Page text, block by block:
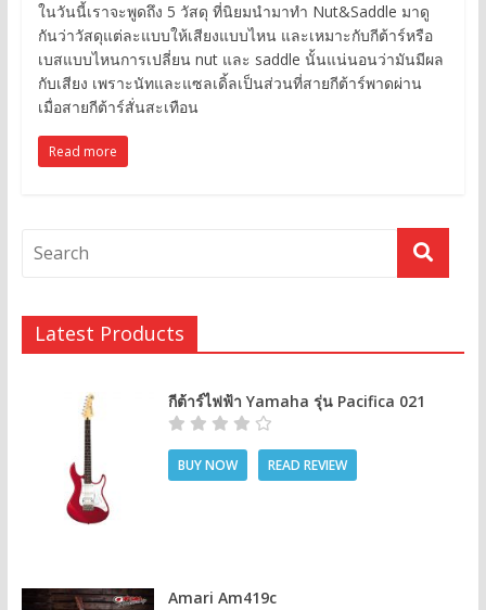
ในวันนี้เราจะพูดถึง 5 วัสดุ ที่นิยมนำมาทำ Nut&Saddle มาดู
กันว่าวัสดุแต่ละแบบให้เสียงแบบไหน และเหมาะกับกีต้าร์หรือ
เบสแบบไหนการเปลี่ยน nut และ saddle นั้นแน่นอนว่ามันมีผล
กับเสียง เพราะนัทและแซลเดิ้ลเป็นส่วนที่สายกีต้าร์พาดผ่าน
เมื่อสายกีต้าร์สั่นสะเทือน
Read more
Latest Products
กีต้าร์ไฟฟ้า Yamaha รุ่น Pacifica 021
BUY NOW READ REVIEW
Amari Am419c